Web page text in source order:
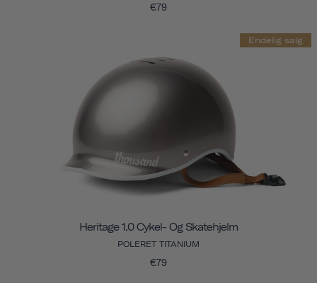
€79
Endelig salg
Heritage 1.0 Cykel- Og Skatehjelm
POLERET TITANIUM
€79